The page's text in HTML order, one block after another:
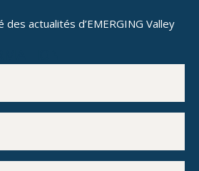
actualités d’EMERGING Valley